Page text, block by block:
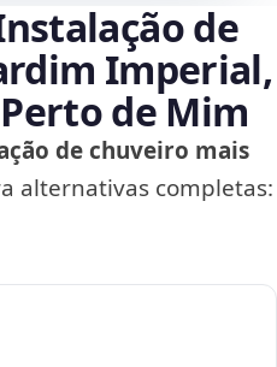
de
Imperial,
de Mim
de chuveiro mais
alternativas completas: